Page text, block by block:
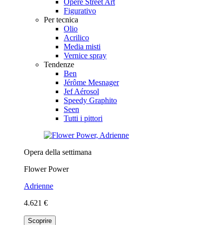
Figurativo
Per tecnica
Olio
Acrilico
Media misti
Vernice spray
Tendenze
Ben
Jérôme Mesnager
Jef Aérosol
Speedy Graphito
Seen
Tutti i pittori
Opera della settimana
Flower Power
Adrienne
4.621 €
Scoprire